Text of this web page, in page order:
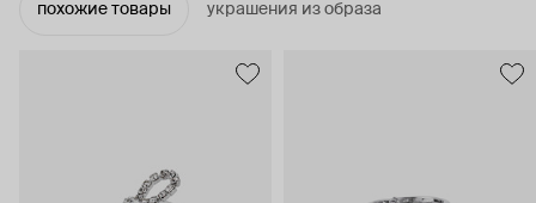
похожие товары украшения из образа